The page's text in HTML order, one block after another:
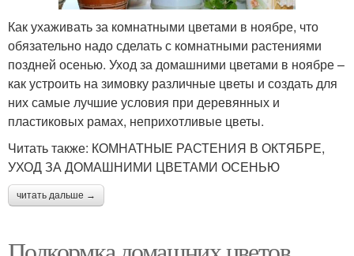
Как ухаживать за комнатными цветами в ноябре, что
обязательно надо сделать с комнатными растениями
поздней осенью. Уход за домашними цветами в ноябре –
как устроить на зимовку различные цветы и создать для
них самые лучшие условия при деревянных и
пластиковых рамах, неприхотливые цветы.
Читать также: КОМНАТНЫЕ РАСТЕНИЯ В ОКТЯБРЕ,
УХОД ЗА ДОМАШНИМИ ЦВЕТАМИ ОСЕНЬЮ
читать дальше →